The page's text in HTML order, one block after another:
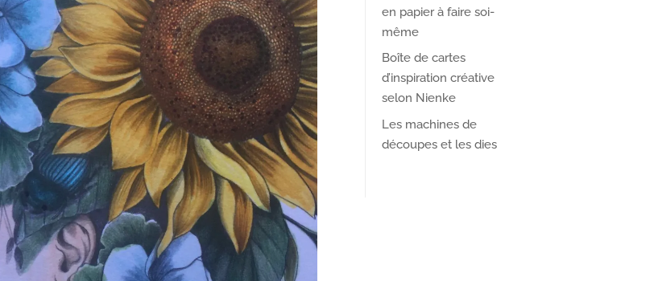
en papier à faire soi-
même
Boîte de cartes
d’inspiration créative
selon Nienke
Les machines de
découpes et les dies